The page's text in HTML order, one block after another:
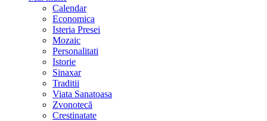
Calendar
Economica
Isteria Presei
Mozaic
Personalitati
Istorie
Sinaxar
Traditii
Viata Sanatoasa
Zvonotecă
Crestinatate